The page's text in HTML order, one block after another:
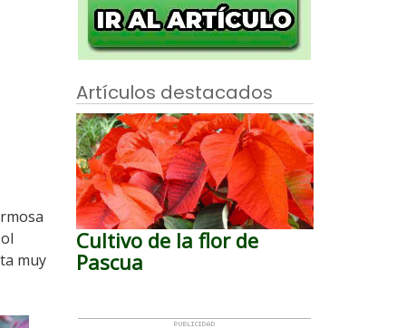
muy
Artículos destacados
Cultivo de la flor de
Pascua